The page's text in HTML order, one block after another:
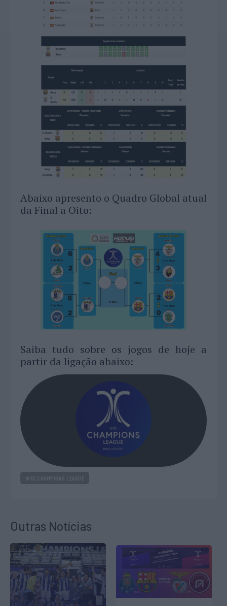
Abaixo apresento o Quadro Global atual
da Final a Oito:
Saiba tudo sobre os jogos de hoje a
partir da ligação abaixo:
Outras Notícias